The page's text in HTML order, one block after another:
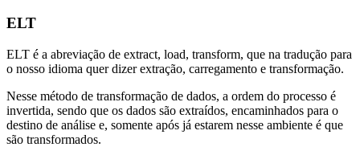
ELT
ELT é a abreviação de extract, load, transform, que na tradução para
o nosso idioma quer dizer extração, carregamento e transformação.
Nesse método de transformação de dados, a ordem do processo é
invertida, sendo que os dados são extraídos, encaminhados para o
destino de análise e, somente após já estarem nesse ambiente é que
são transformados.